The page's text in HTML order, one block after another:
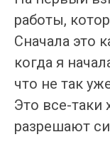
работы,
Сначала это
когда я
что не так
Это все-таки
разрешают